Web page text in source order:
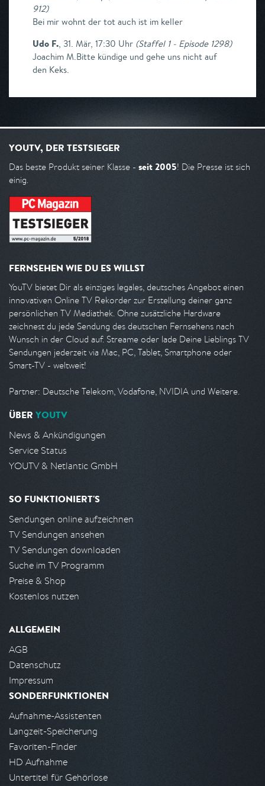
912)
Bei mir wohnt der tot auch ist im keller
Udo F., 31. Mär, 17:30 Uhr (Staffel 1 - Episode 1298)
Joachim M.Bitte kündige und gehe uns nicht auf
den Keks.
YOUTV, DER TESTSIEGER
Das beste Produkt seiner Klasse - seit 2005! Die Presse ist sich
einig.
FERNSEHEN WIE DU ES WILLST
YouTV bietet Dir als einziges legales, deutsches Angebot einen
innovativen Online TV Rekorder zur Erstellung deiner ganz
persönlichen TV Mediathek. Ohne zusätzliche Hardware
zeichnest du jede Sendung des deutschen Fernsehens nach
Wunsch in der Cloud auf. Streame oder lade Deine Lieblings TV
Sendungen jederzeit via Mac, PC, Tablet, Smartphone oder
Smart-TV - weltweit!
Partner: Deutsche Telekom, Vodafone, NVIDIA und Weitere.
ÜBER YOUTV
News & Ankündigungen
Service Status
YOUTV & Netlantic GmbH
SO FUNKTIONIERT'S
Sendungen online aufzeichnen
TV Sendungen ansehen
TV Sendungen downloaden
Suche im TV Programm
Preise & Shop
Kostenlos nutzen
ALLGEMEIN
AGB
Datenschutz
Impressum
SONDERFUNKTIONEN
Aufnahme-Assistenten
Langzeit-Speicherung
Favoriten-Finder
HD Aufnahme
Untertitel für Gehörlose